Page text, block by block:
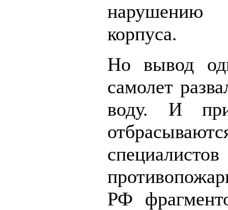
корпуса.
Но вывод
самолет
воду. И
РФ